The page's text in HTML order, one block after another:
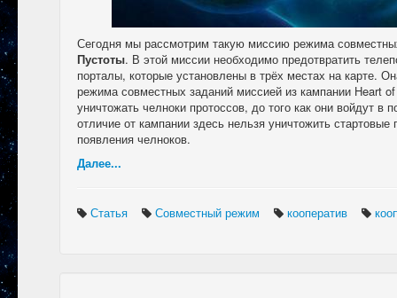
Сегодня мы рассмотрим такую миссию режима
Пустоты. В этой миссии необходимо предотвратить
порталы, которые установлены в трёх местах на карте.
режима совместных заданий миссией из кампании Heart
уничтожать челноки протоссов, до того как они войдут
отличие от кампании здесь нельзя уничтожить
появления челноков.
Далее...
Статья Совместный режим кооператив